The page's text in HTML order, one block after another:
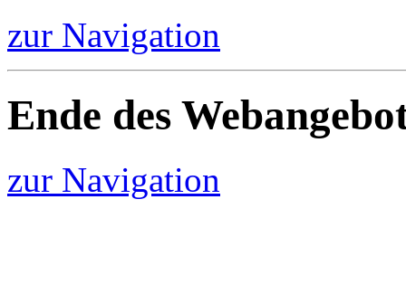
zur Navigation
Ende des
zur Navigation